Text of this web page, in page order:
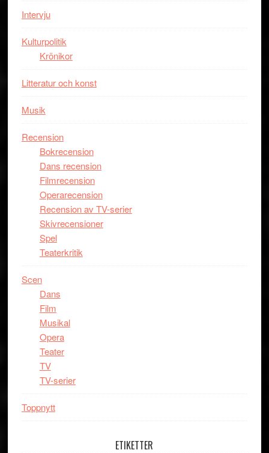
Intervju
Kulturpolitik
Krönikor
Litteratur och konst
Musik
Recension
Bokrecension
Dans recension
Filmrecension
Operarecension
Recension av TV-serier
Skivrecensioner
Spel
Teaterkritik
Scen
Dans
Film
Musikal
Opera
Teater
TV
TV-serier
Toppnytt
ETIKETTER